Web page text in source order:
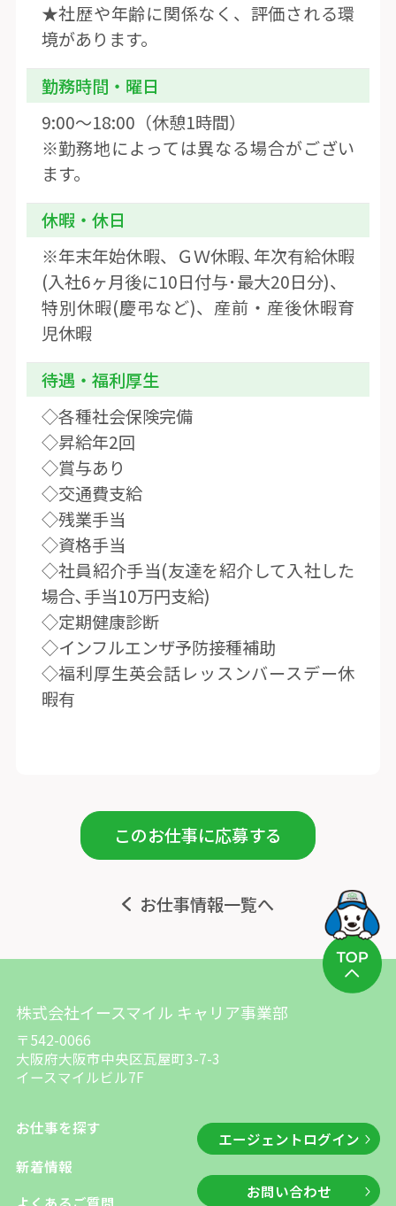
★社歴や年齢に関係なく、評価される環
境があります。
勤務時間・曜日
9:00〜18:00（休憩1時間）
※勤務地によっては異なる場合がござい
ます。
休暇・休日
※年末年始休暇、ＧＷ休暇､年次有給休暇
(入社6ヶ月後に10日付与･最大20日分)、
特別休暇(慶弔など)、産前・産後休暇育
児休暇
待遇・福利厚生
◇各種社会保険完備
◇昇給年2回
◇賞与あり
◇交通費支給
◇残業手当
◇資格手当
◇社員紹介手当(友達を紹介して入社した
場合､手当10万円支給)
◇定期健康診断
◇インフルエンザ予防接種補助
◇福利厚生英会話レッスンバースデー休
暇有
お仕事情報一覧へ
このお仕事に応募する
株式会社イースマイル キャリア事業部
〒542-0066
大阪府大阪市中央区瓦屋町3-7-3
イースマイルビル7F
お仕事を探す
新着情報
エージェントログイン
お問い合わせ